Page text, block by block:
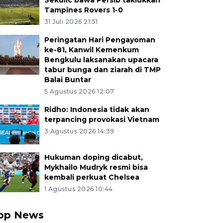
Tampines Rovers 1-0
31 Juli 2026 21:51
Peringatan Hari Pengayoman
ke-81, Kanwil Kemenkum
Bengkulu laksanakan upacara
tabur bunga dan ziarah di TMP
Balai Buntar
5 Agustus 2026 12:07
Ridho: Indonesia tidak akan
terpancing provokasi Vietnam
3 Agustus 2026 14:39
Hukuman doping dicabut,
Mykhailo Mudryk resmi bisa
kembali perkuat Chelsea
1 Agustus 2026 10:44
News